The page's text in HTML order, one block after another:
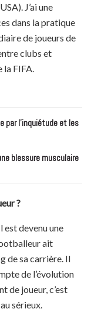
J’ai une
dans la pratique
de joueurs de
clubs et
FIFA.
par l’inquiétude et les
blessure musculaire
?
est devenu une
ait
de sa carrière. Il
de l’évolution
de joueur, c’est
sérieux.